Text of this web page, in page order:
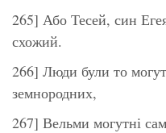
265] Або Тесей, син
схожий.
266] Люди були то
земнородних,
267] Вельми могутні